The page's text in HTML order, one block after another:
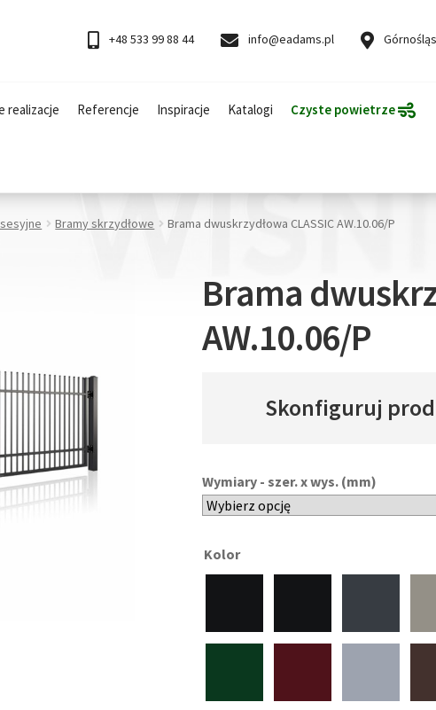
+48 533 99 88 44 info@eadams.pl
realizacje Referencje Inspiracje Katalogi Czyste powietrze
Bramy skrzydłowe Brama dwuskrzydłowa CLASSIC AW.10.06/P
Brama
AW.10.06/P
Skonfiguruj
Wymiary - szer. x wys. (mm)
Kolor